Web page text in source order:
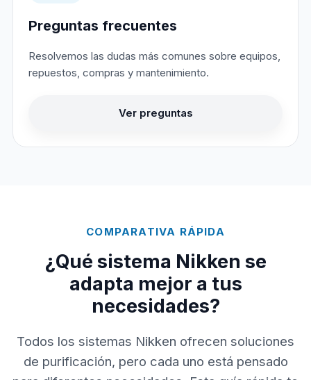
Preguntas frecuentes
Resolvemos las dudas más comunes sobre equipos,
repuestos, compras y mantenimiento.
Ver preguntas
COMPARATIVA RÁPIDA
¿Qué sistema Nikken se
adapta mejor a tus
necesidades?
Todos los sistemas Nikken ofrecen soluciones
de purificación, pero cada uno está pensado